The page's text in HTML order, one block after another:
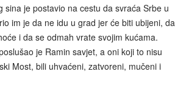
sina je postavio na cestu da svraća Srbe u
im je da ne idu u grad jer će biti ubijeni, da
i da se odmah vrate svojim kućama.
je Ramin savjet, a oni koji to nisu
Most, bili uhvaćeni, zatvoreni, mučeni i